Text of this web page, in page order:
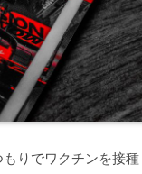
りでワクチンを接